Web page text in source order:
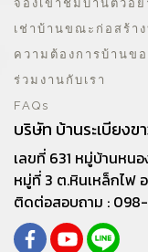
จองเข้าชมบ้านตัวอย่
เช่าบ้านขณะก่อสร้า
ความต้องการบ้านข
ร่วมงานกับเรา
FAQs
บริษัท บ้านระเบียงข
เลขที่ 631 หมู่บ้านหน
หมู่ที่ 3 ต.หินเหล็กไฟ
ติดต่อสอบถาม :